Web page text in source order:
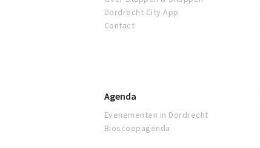
Dordrecht City App
Contact
Agenda
Evenementen in Dordrecht
Bioscoopagenda